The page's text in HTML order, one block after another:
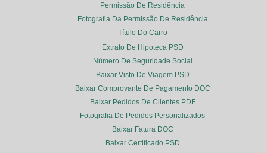
Permissão De Residência
Fotografia Da Permissão De Residência
Título Do Carro
Extrato De Hipoteca PSD
Número De Seguridade Social
Baixar Visto De Viagem PSD
Baixar Comprovante De Pagamento DOC
Baixar Pedidos De Clientes PDF
Fotografia De Pedidos Personalizados
Baixar Fatura DOC
Baixar Certificado PSD